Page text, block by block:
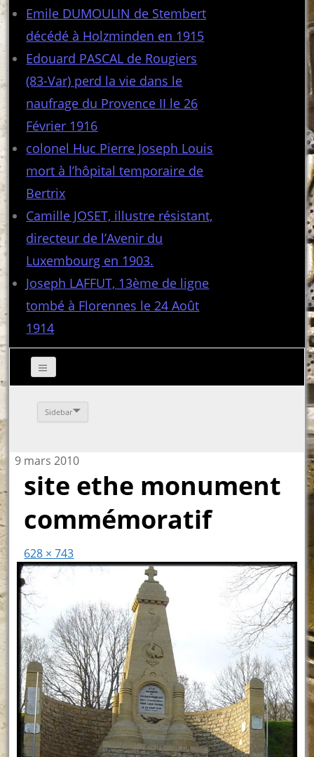
Emile DUMOULIN de Stembert
décédé à Holzminden en 1915
Edouard PASCAL de Rougiers
(83-Var) perd la vie dans le
naufrage du Provence II le 26
Février 1916
colonel Huc Pierre Joseph Louis
mort à l’hôpital temporaire de
Bertrix
Camille JOSET, illustre résistant,
directeur de l’Avenir du
Luxembourg en 1903.
Joseph LAFFUT, 13ème de ligne
tombé à Florennes le 24 Août
1914
Sidebar
9 mars 2010
site ethe monument
commémoratif
628 × 743